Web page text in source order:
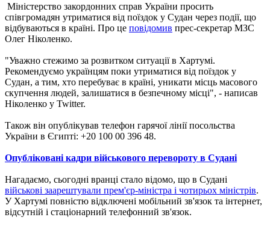
Міністерство закордонних справ України просить
співгромадян утриматися від поїздок у Судан через події, що
відбуваються в країні. Про це повідомив прес-секретар МЗС
Олег Ніколенко.
"Уважно стежимо за розвитком ситуації в Хартумі.
Рекомендуємо українцям поки утриматися від поїздок у
Судан, а тим, хто перебуває в країні, уникати місць масового
скупчення людей, залишатися в безпечному місці", - написав
Ніколенко у Twitter.
Також він опублікував телефон гарячої лінії посольства
України в Єгипті: +20 100 00 396 48.
Опубліковані кадри військового перевороту в Судані
Нагадаємо, сьогодні вранці стало відомо, що в Судані
військові заарештували прем'єр-міністра і чотирьох міністрів.
У Хартумі повністю відключені мобільний зв'язок та інтернет,
відсутній і стаціонарний телефонний зв'язок.